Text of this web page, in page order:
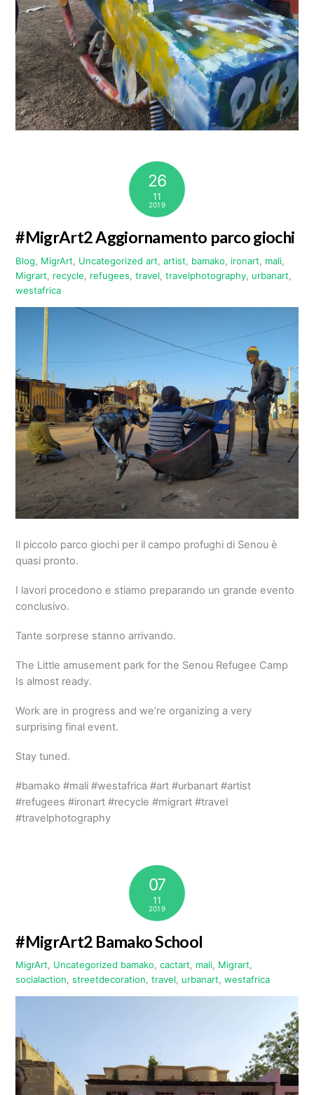
26
11
2019
#MigrArt2 Aggiornamento parco giochi
Blog MigrArt Uncategorized art ,artist bamako ironart mali
Migrart
recycle refugees ,travel ,travelphotography urbanart
westafrica
Il piccolo parco giochi per il campo profughi di Senou è
quasi pronto.
I lavori procedono e stiamo preparando un grande evento
conclusivo.
Tante sorprese stanno arrivando.
The Little amusement park for the Senou Refugee Camp
Is almost ready.
Work are in progress and we’re organizing a very
surprising final event.
Stay tuned.
#bamako #mali #westafrica #art #urbanart #artist
#refugees #ironart #recycle #migrart #travel
#travelphotography
07
11
2019
#MigrArt2 Bamako School
MigrArt, Uncategorized bamako,cactart, mali, Migrart,
socialaction,streetdecoration,travel, urbanart,westafrica